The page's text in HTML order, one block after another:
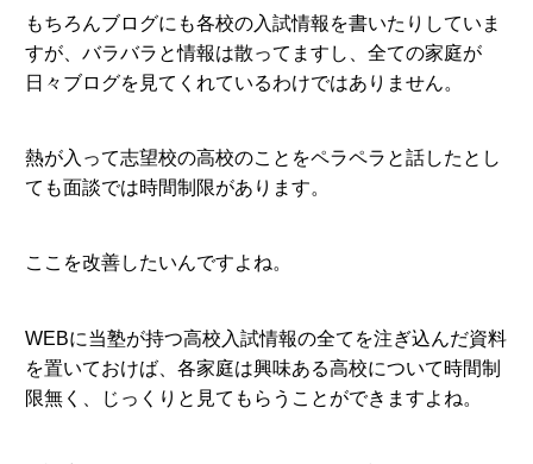
もちろんブログにも各校の入試情報を書いたりしていま
すが、バラバラと情報は散ってますし、全ての家庭が
日々ブログを見てくれているわけではありません。
熱が入って志望校の高校のことをペラペラと話したとし
ても面談では時間制限があります。
ここを改善したいんですよね。
WEBに当塾が持つ高校入試情報の全てを注ぎ込んだ資料
を置いておけば、各家庭は興味ある高校について時間制
限無く、じっくりと見てもらうことができますよね。